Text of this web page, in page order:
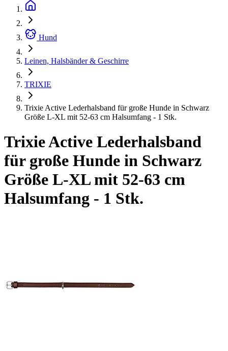
Hund
Leinen, Halsbänder & Geschirre
TRIXIE
Trixie Active Lederhalsband für große Hunde in Schwarz
Größe L-XL mit 52-63 cm Halsumfang - 1 Stk.
Trixie Active Lederhalsband
für große Hunde in Schwarz
Größe L-XL mit 52-63 cm
Halsumfang - 1 Stk.